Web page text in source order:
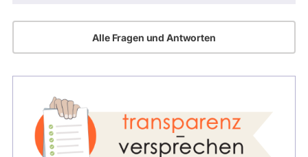
Alle Fragen und Antworten